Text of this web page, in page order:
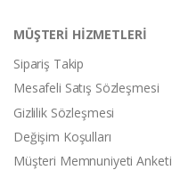
MÜŞTERİ HİZMETLERİ
Sipariş Takip
Mesafeli Satış Sözleşmesi
Gizlilik Sözleşmesi
Değişim Koşulları
Müşteri Memnuniyeti Anketi